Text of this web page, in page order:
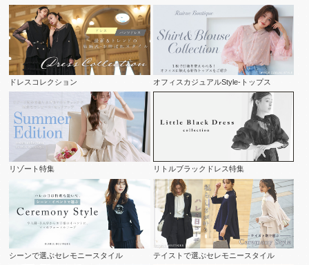
ドレスコレクション オフィスカジュアルStyle-トップス
リゾート特集 リトルブラックドレス特集
シーンで選ぶセレモニースタイル テイストで選ぶセレモニースタイル